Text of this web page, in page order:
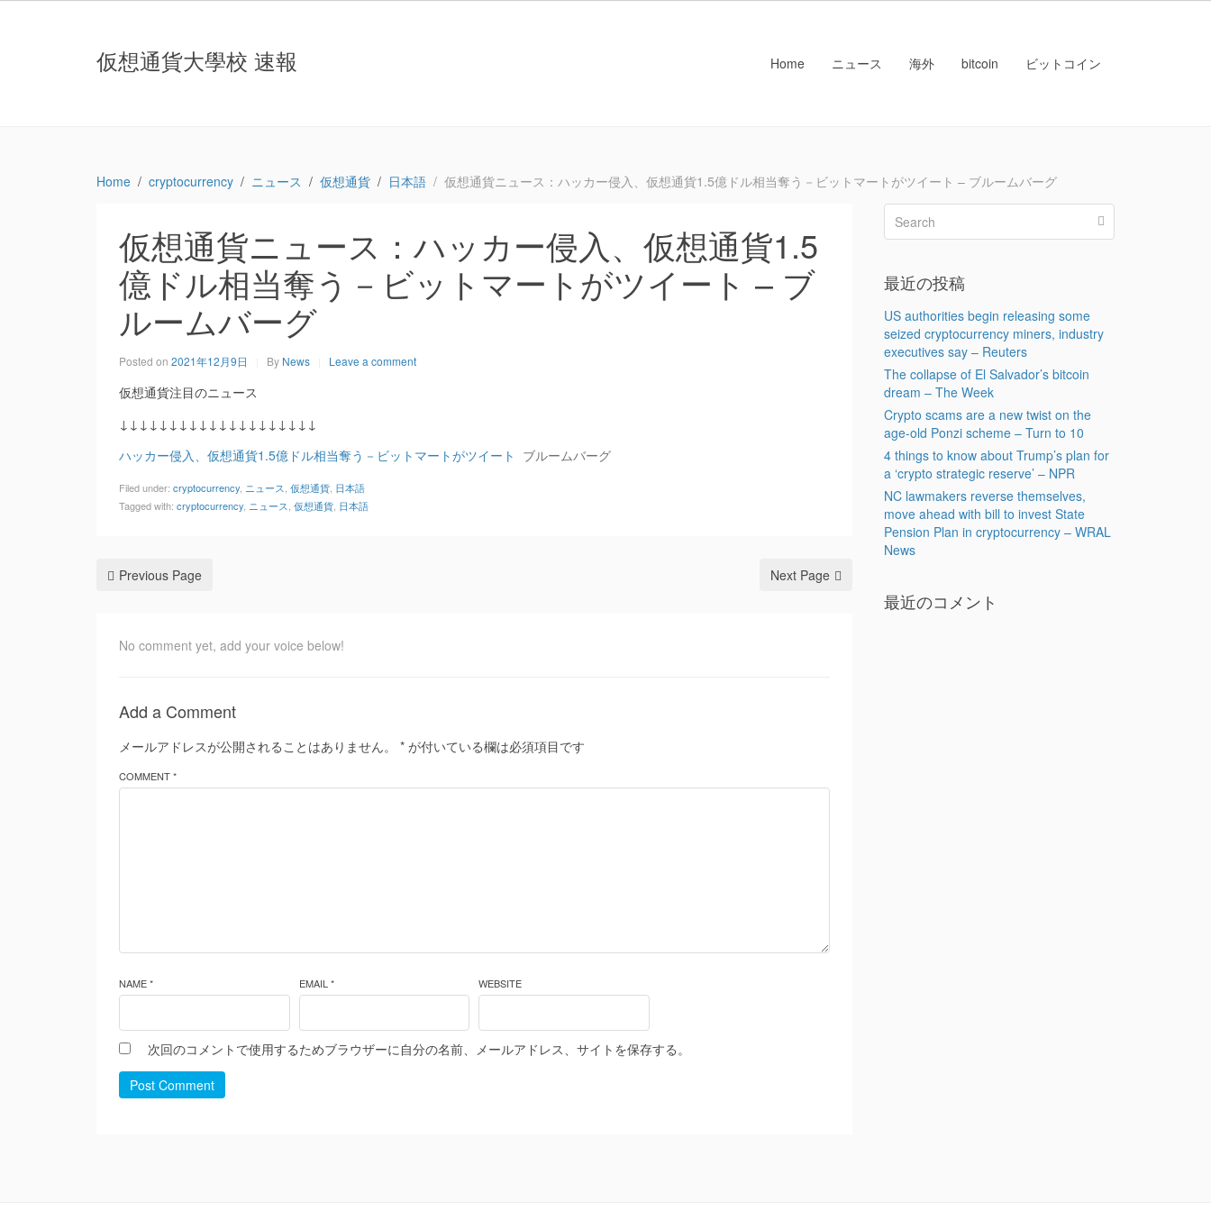
仮想通貨大學校 速報 Home ニュース 海外 bitcoin ビットコイン
Home cryptocurrency ニュース 仮想通貨 日本語 仮想通貨ニュース：ハッカー侵入、仮想通貨1.5億ドル相当奪う－ビットマートがツイート – ブルームバーグ
仮想通貨ニュース：ハッカー侵入、仮想通貨1.5
億ドル相当奪う－ビットマートがツイート – ブ
ルームバーグ
Posted on 2021年12月9日 By News Leave a comment
仮想通貨注目のニュース
↓↓↓↓↓↓↓↓↓↓↓↓↓↓↓↓↓↓↓↓
ハッカー侵入、仮想通貨1.5億ドル相当奪う－ビットマートがツイート ブルームバーグ
Filed under: cryptocurrency ニュース 仮想通貨 日本語
Tagged with: cryptocurrency ニュース 仮想通貨 日本語
Previous Page Next Page
No comment yet, add your voice below!
Add a Comment
メールアドレスが公開されることはありません。 * が付いている欄は必須項目です
COMMENT *
NAME * EMAIL * WEBSITE
次回のコメントで使用するためブラウザーに自分の名前、メールアドレス、サイトを保存する。
Post Comment
最近の投稿
US authorities begin releasing some
seized cryptocurrency miners, industry
executives say – Reuters
The collapse of El Salvador’s bitcoin
dream – The Week
Crypto scams are a new twist on the
age-old Ponzi scheme – Turn to 10
4 things to know about Trump’s plan for
a ‘crypto strategic reserve’ – NPR
NC lawmakers reverse themselves,
move ahead with bill to invest State
Pension Plan in cryptocurrency – WRAL
News
最近のコメント